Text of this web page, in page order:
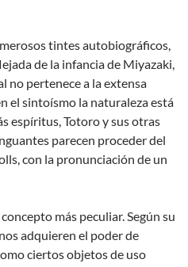
tintes autobiográficos,
de la infancia de Miyazaki,
no pertenece a la extensa
el sintoísmo la naturaleza está
espíritus, Totoro y sus otras
parecen proceder del
con la pronunciación de un
más peculiar. Según su
adquieren el poder de
ciertos objetos de uso